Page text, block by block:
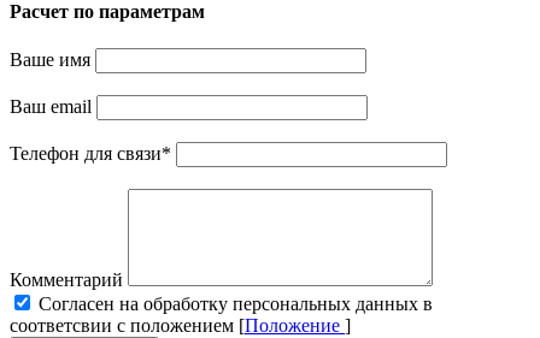
Расчет по параметрам
Ваше имя
Ваш email
Телефон для связи*
Комментарий
Cогласен на обработку персональных данных в
соответсвии с положением [Положение ]